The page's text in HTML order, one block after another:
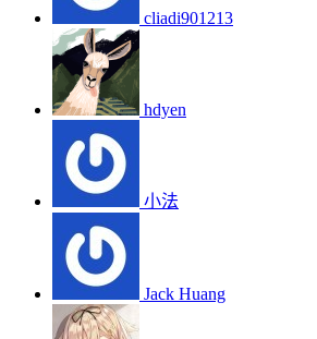
cliadi901213
hdyen
小法
Jack Huang